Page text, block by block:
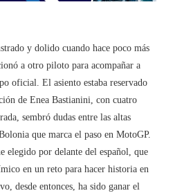
y dolido cuando hace poco más
a otro piloto para acompañar a
oficial. El asiento estaba reservado
de Enea Bastianini, con cuatro
sembró dudas entre las altas
que marca el paso en MotoGP.
elegido por delante del español, que
en un reto para hacer historia en
desde entonces, ha sido ganar el